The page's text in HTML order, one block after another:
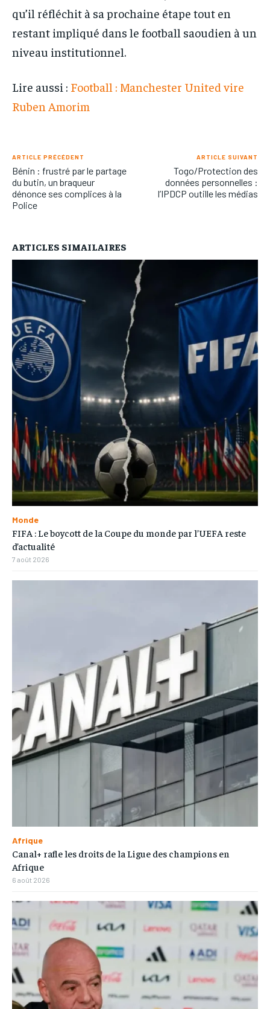
qu’il réfléchit à sa prochaine étape tout en
restant impliqué dans le football saoudien à un
niveau institutionnel.
Lire aussi : Football : Manchester United vire
Ruben Amorim
ARTICLE PRÉCÉDENT
Bénin : frustré par le partage
du butin, un braqueur
dénonce ses complices à la
Police
ARTICLE SUIVANT
Togo/Protection des
données personnelles :
l’IPDCP outille les médias
ARTICLES SIMAILAIRES
Monde
FIFA : Le boycott de la Coupe du monde par l’UEFA reste
d’actualité
7 août 2026
Afrique
Canal+ rafle les droits de la Ligue des champions en
Afrique
6 août 2026